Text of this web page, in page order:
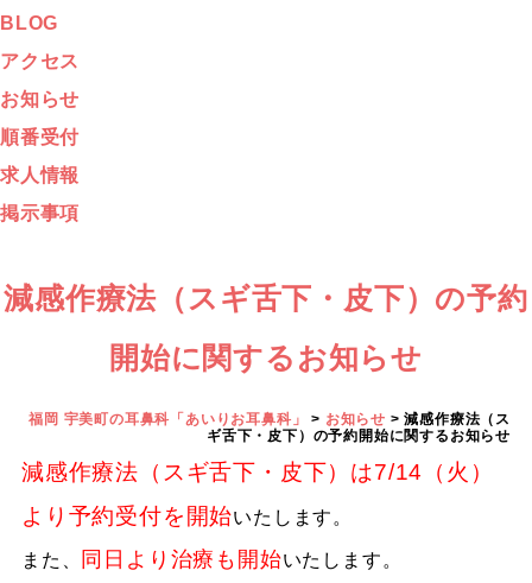
BLOG
アクセス
お知らせ
順番受付
求人情報
掲示事項
減感作療法（スギ舌下・皮下）の予約
開始に関するお知らせ
福岡 宇美町の耳鼻科「あいりお耳鼻科」 > お知らせ >減感作療法（ス
ギ舌下・皮下）の予約開始に関するお知らせ
減感作療法（スギ舌下・皮下）は7/14（火）
より予約受付を開始いたします。
また、 同日より治療も開始いたします。